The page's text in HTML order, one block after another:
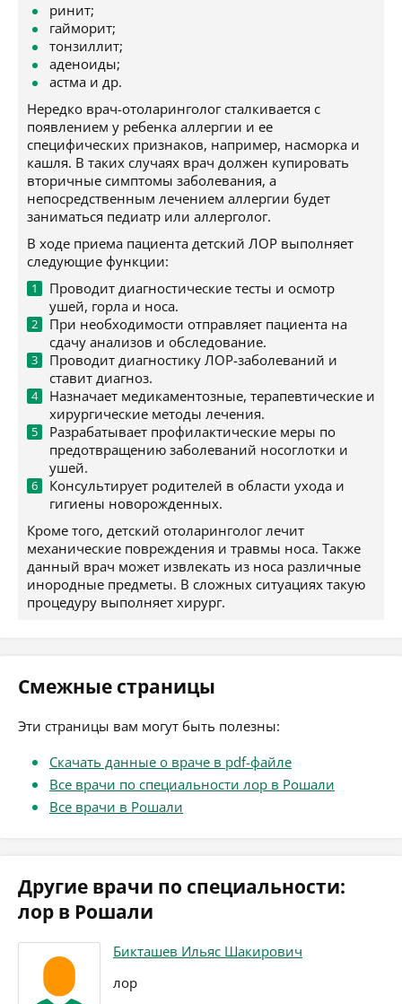
ринит;
гайморит;
тонзиллит;
аденоиды;
астма и др.
Нередко врач-отоларинголог сталкивается с
появлением у ребенка аллергии и ее
специфических признаков, например, насморка и
кашля. В таких случаях врач должен купировать
вторичные симптомы заболевания, а
непосредственным лечением аллергии будет
заниматься педиатр или аллерголог.
В ходе приема пациента детский ЛОР выполняет
следующие функции:
Проводит диагностические тесты и осмотр
ушей, горла и носа.
При необходимости отправляет пациента на
сдачу анализов и обследование.
Проводит диагностику ЛОР-заболеваний и
ставит диагноз.
Назначает медикаментозные, терапевтические и
хирургические методы лечения.
Разрабатывает профилактические меры по
предотвращению заболеваний носоглотки и
ушей.
Консультирует родителей в области ухода и
гигиены новорожденных.
Кроме того, детский отоларинголог лечит
механические повреждения и травмы носа. Также
данный врач может извлекать из носа различные
инородные предметы. В сложных ситуациях такую
процедуру выполняет хирург.
Смежные страницы
Эти страницы вам могут быть полезны:
Скачать данные о враче в pdf-файле
Все врачи по специальности лор в Рошали
Все врачи в Рошали
Другие врачи по специальности:
лор в Рошали
Бикташев Ильяс Шакирович
лор